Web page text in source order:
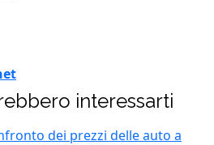
interessarti
dei prezzi delle auto a